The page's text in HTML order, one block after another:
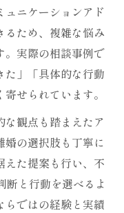
ニケーションアド
ため、複雑な悩み
。実際の相談事例で
た」「具体的な行動
せられています。
な観点も踏まえたア
婚の選択肢も丁寧に
えた提案も行い、不
と行動を選べるよ
らではの経験と実績